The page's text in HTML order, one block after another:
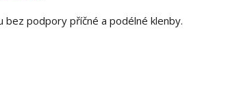
podpory příčné a podélné klenby.